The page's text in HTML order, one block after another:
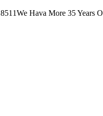
We Hava More 35 Years